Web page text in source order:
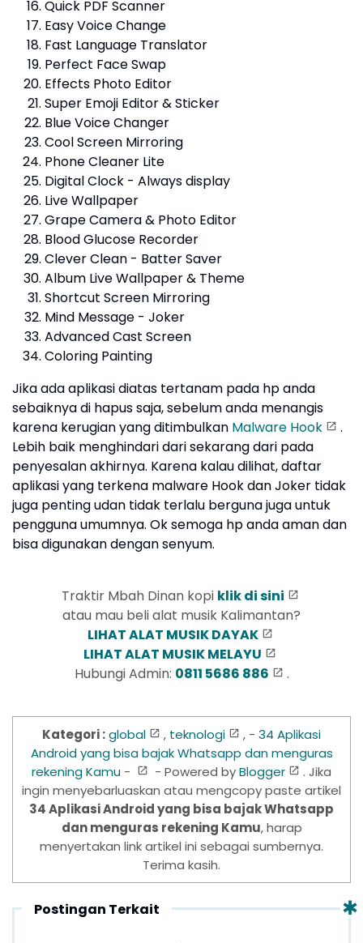
Quick PDF Scanner
Easy Voice Change
Fast Language Translator
Perfect Face Swap
Effects Photo Editor
Super Emoji Editor & Sticker
Blue Voice Changer
Cool Screen Mirroring
Phone Cleaner Lite
Digital Clock - Always display
Live Wallpaper
Grape Camera & Photo Editor
Blood Glucose Recorder
Clever Clean - Batter Saver
Album Live Wallpaper & Theme
Shortcut Screen Mirroring
Mind Message - Joker
Advanced Cast Screen
Coloring Painting
Jika ada aplikasi diatas tertanam pada hp anda
sebaiknya di hapus saja, sebelum anda menangis
karena kerugian yang ditimbulkan Malware Hook
.
Lebih baik menghindari dari sekarang dari pada
penyesalan akhirnya. Karena kalau dilihat, daftar
aplikasi yang terkena malware Hook dan Joker tidak
juga penting udan tidak terlalu berguna juga untuk
pengguna umumnya. Ok semoga hp anda aman dan
bisa digunakan dengan senyum.
Traktir Mbah Dinan kopi klik di sini
atau mau beli alat musik Kalimantan?
LIHAT ALAT MUSIK DAYAK
LIHAT ALAT MUSIK MELAYU
Hubungi Admin: 0811 5686 886 .
Kategori :global , teknologi , - 34 Aplikasi
Android yang bisa bajak Whatsapp dan menguras
rekening Kamu - - Powered byBlogger
. Jika
ingin menyebarluaskan atau mengcopy paste artikel
34 Aplikasi Android yang bisa bajak Whatsapp
dan menguras rekening Kamu, harap
menyertakan link artikel ini sebagai sumbernya.
Terima kasih.
Postingan Terkait